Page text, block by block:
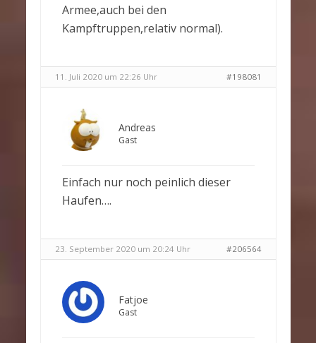
Armee,auch bei den
Kampftruppen,relativ normal).
11. Juli 2020 um 22:26 Uhr #198081
Andreas
Gast
Einfach nur noch peinlich dieser
Haufen….
23. September 2020 um 20:24 Uhr #206564
Fatjoe
Gast